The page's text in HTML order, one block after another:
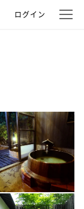
ログイン